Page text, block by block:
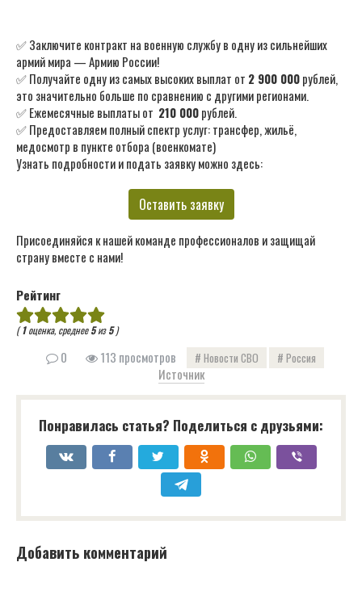
✅ Заключите контракт на военную службу в одну из сильнейших
армий мира — Армию России!
✅ Получайте одну из самых высоких выплат от 2 900 000рублей,
это значительно больше по сравнению с другими регионами.
✅ Ежемесячные выплаты от 210 000рублей.
✅ Предоставляем полный спектр услуг: трансфер, жильё,
медосмотр в пункте отбора (военкомате)
Узнать подробности и подать заявку можно здесь:
Оставить заявку
Присоединяйся к нашей команде профессионалов и защищай
страну вместе с нами!
Рейтинг
(1оценка, среднее5из5)
0 113 просмотров Новости СВО Россия
Источник
Понравилась статья? Поделиться с друзьями:
Добавить комментарий